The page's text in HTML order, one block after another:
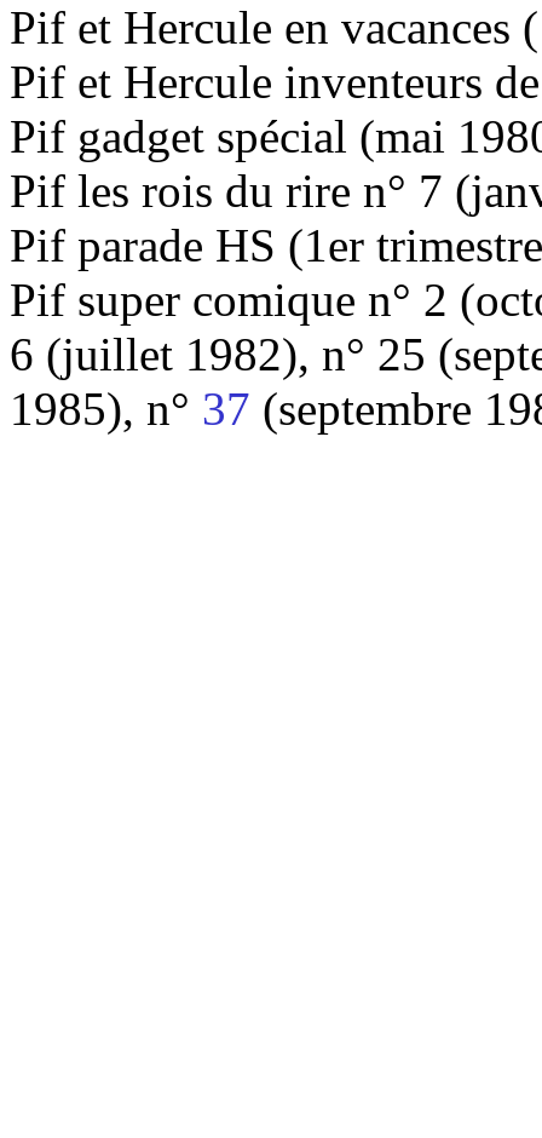
Pif et Hercule en
Pif et Hercule inventeurs
Pif gadget spécial (mai
Pif les rois du rire n° 7
Pif parade HS (1er
Pif super comique n° 2
6 (juillet 1982), n° 25
1985), n° 37 (septembre